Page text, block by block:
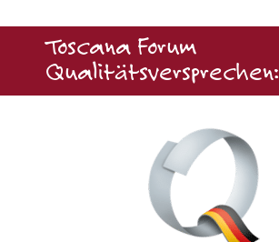
Toscana Forum
Qualitätsversprechen: